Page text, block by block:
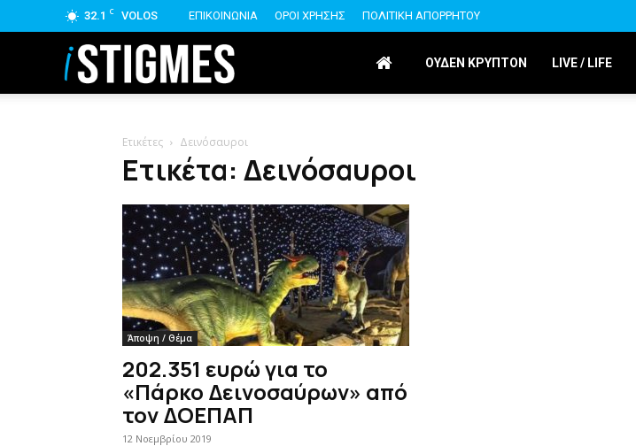
32.1 C VOLOS ΕΠΙΚΟΙΝΩΝΙΑ ΟΡΟΙ ΧΡΗΣΗΣ ΠΟΛΙΤΙΚΗ ΑΠΟΡΡΗΤΟΥ
istigmes ΟΥΔΕΝ ΚΡΥΠΤΟΝ LIVE / LIFE
Ετικέτες Δεινόσαυροι
Ετικέτα: Δεινόσαυροι
Άποψη / Θέμα
202.351 ευρώ για το
«Πάρκο Δεινοσαύρων» από
τον ΔΟΕΠΑΠ
12 Νοεμβρίου 2019